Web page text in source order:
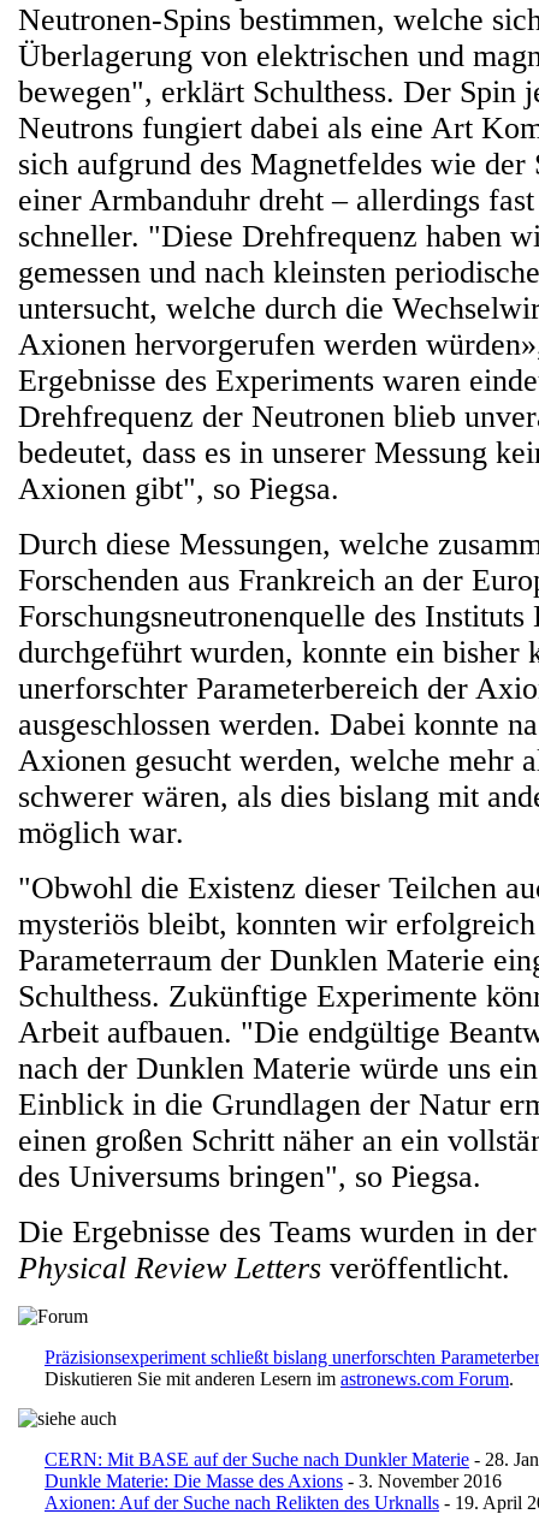
Neutronen-Spins bestimmen, welche
Überlagerung von elektrischen und
bewegen", erklärt Schulthess. Der Spin
Neutrons fungiert dabei als eine Art
sich aufgrund des Magnetfeldes wie der
einer Armbanduhr dreht – allerdings
schneller. "Diese Drehfrequenz haben
gemessen und nach kleinsten
untersucht, welche durch die
Axionen hervorgerufen werden
Ergebnisse des Experiments waren
Drehfrequenz der Neutronen blieb
bedeutet, dass es in unserer Messung
Axionen gibt", so Piegsa.
Durch diese Messungen, welche
Forschenden aus Frankreich an der
Forschungsneutronenquelle des
durchgeführt wurden, konnte ein bisher
unerforschter Parameterbereich der
ausgeschlossen werden. Dabei konnte
Axionen gesucht werden, welche mehr
schwerer wären, als dies bislang mit
möglich war.
"Obwohl die Existenz dieser Teilchen
mysteriös bleibt, konnten wir
Parameterraum der Dunklen Materie
Schulthess. Zukünftige Experimente
Arbeit aufbauen. "Die endgültige
nach der Dunklen Materie würde uns
Einblick in die Grundlagen der Natur
einen großen Schritt näher an ein
des Universums bringen", so Piegsa.
Die Ergebnisse des Teams wurden in
Physical Review Letters veröffentlicht.
Präzisionsexperiment schließt bislang unerforschten
Diskutieren Sie mit anderen Lesern im astronews.com Forum.
CERN: Mit BASE auf der Suche nach Dunkler Materie - 28.
Dunkle Materie: Die Masse des Axions - 3. November 2016
Axionen: Auf der Suche nach Relikten des Urknalls - 19. April